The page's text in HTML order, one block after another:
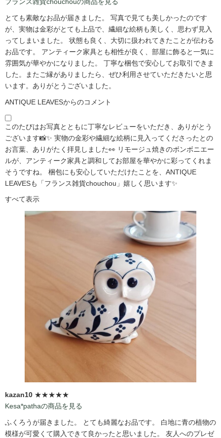
とても素敵なお品が届きました。 写真で見ても美しかったのです
が、実物は金彩がとても上品で、繊細な絵柄も美しく、思わず見入
ってしまいました。 状態も良く、大切に扱われてきたことが伝わる
お品です。 アンティーク家具とも相性が良く、部屋に飾ると一気に
雰囲気が華やかになりました。 丁寧な梱包で安心してお取引できま
した。またご縁がありましたら、ぜひ利用させていただきたいと思
います。ありがとうございました。
ANTIQUE LEAVESからのコメント
このたびはお写真とともに丁寧なレビューをいただき、ありがとう
ございます📸✨ 実物の金彩や繊細な絵柄に見入ってくださったとの
お言葉、ありがたく拝見しました👀 リモージュ焼きのボンボニエー
ルが、アンティーク家具と調和してお部屋を華やかに彩ってくれま
そうですね。 梱包にも安心していただけたことを、ANTIQUE
LEAVESも「フランス雑貨chouchou」嬉しく思います✨
すべて表示
kazan10 ★★★★★
Kesa*pathaの商品を見る
ふくろうが届きました。 とても綺麗なお品です。 白地に青の植物の
模様が可愛くて購入できて良かったと思いました。 友人へのプレゼ